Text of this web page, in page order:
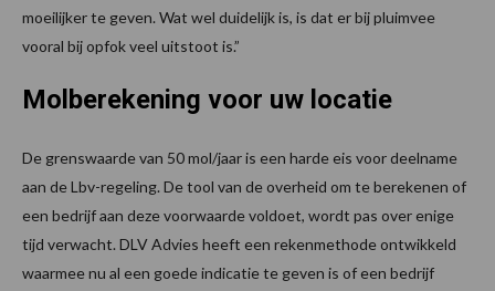
moeilijker te geven. Wat wel duidelijk is, is dat er bij pluimvee
vooral bij opfok veel uitstoot is.”
Molberekening voor uw locatie
De grenswaarde van 50 mol/jaar is een harde eis voor deelname
aan de Lbv-regeling. De tool van de overheid om te berekenen of
een bedrijf aan deze voorwaarde voldoet, wordt pas over enige
tijd verwacht. DLV Advies heeft een rekenmethode ontwikkeld
waarmee nu al een goede indicatie te geven is of een bedrijf